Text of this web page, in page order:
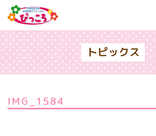
トピックス
IMG_1584